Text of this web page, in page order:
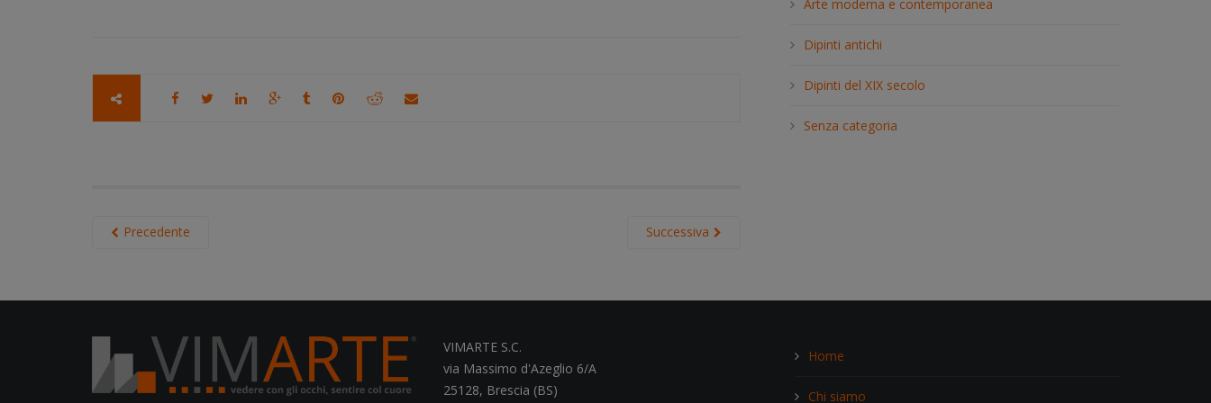
Successiva
Precedente
h
Arte moderna e contemporanea
Dipinti antichi
Dipinti del XIX secolo
Senza categoria
VIMARTE S.C.
via Massimo d'Azeglio 6/A
25128, Brescia (BS)
Home
Chi siamo